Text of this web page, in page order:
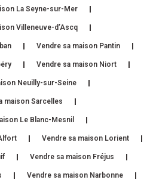
La Seyne-sur-Mer
Villeneuve-d’Ascq
Vendre sa maison Pantin
Vendre sa maison Niort
Neuilly-sur-Seine
maison Sarcelles
Le Blanc-Mesnil
Vendre sa maison Lorient
Vendre sa maison Fréjus
Vendre sa maison Narbonne